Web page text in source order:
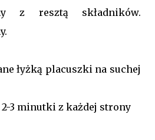
z resztą składników.
łyżką placuszki na suchej
2-3 minutki z każdej strony